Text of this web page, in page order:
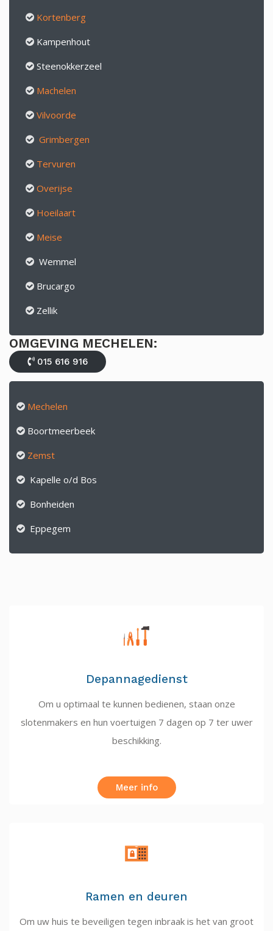
Kortenberg
Kampenhout
Steenokkerzeel
Machelen
Vilvoorde
Grimbergen
Tervuren
Overijse
Hoeilaart
Meise
Wemmel
Brucargo
Zellik
OMGEVING MECHELEN:
015 616 916
Mechelen
Boortmeerbeek
Zemst
Kapelle o/d Bos
Bonheiden
Eppegem
Depannagedienst
Om u optimaal te kunnen bedienen, staan onze
slotenmakers en hun voertuigen 7 dagen op 7 ter uwer
beschikking.
Meer info
Ramen en deuren
Om uw huis te beveiligen tegen inbraak is het van groot